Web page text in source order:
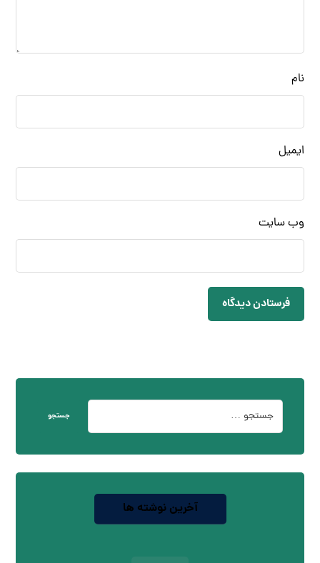
نام
ایمیل
وب‌ سایت
فرستادن دیدگاه
جستجو
آخرین نوشته ها